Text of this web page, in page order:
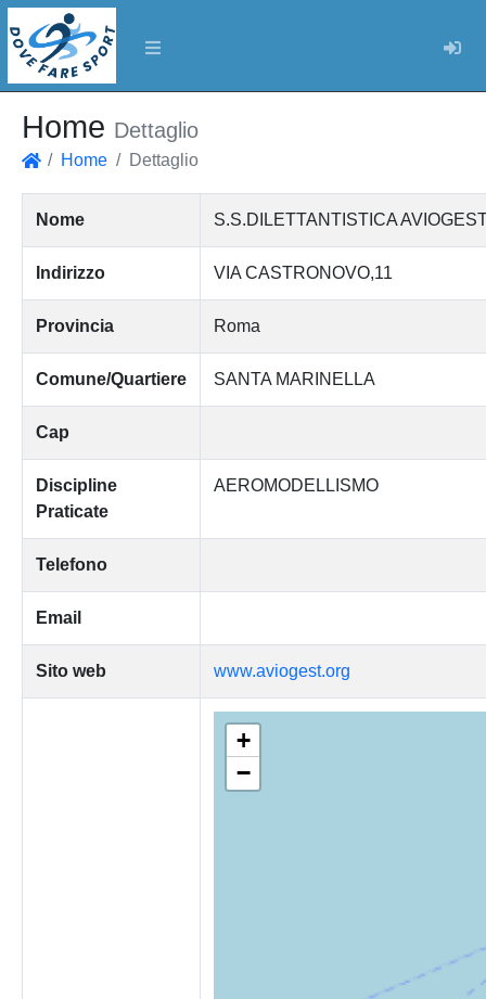
Home Dettaglio
Home Dettaglio
Nome S.S.DILETTANTISTICA
Indirizzo VIA CASTRONOVO,11
Provincia Roma
Comune/Quartiere SANTA MARINELLA
Cap
Discipline
Praticate
AEROMODELLISMO
Telefono
Email
Sito web www.aviogest.org
+
−